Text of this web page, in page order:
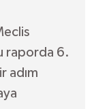
raporda 6.
adım